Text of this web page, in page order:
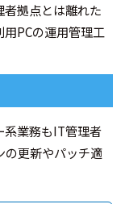
拠点とは離れた
PCの運用管理工
系業務もIT管理者
の更新やパッチ適